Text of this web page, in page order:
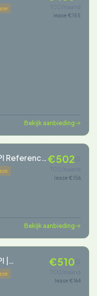
/ Navigatie
TCO/maand
lease €155
Bekijk aanbieding
Reference€502
TCO/maand
lease €156
Bekijk aanbieding
|
Cruise
€510
TCO/maand
lease €164